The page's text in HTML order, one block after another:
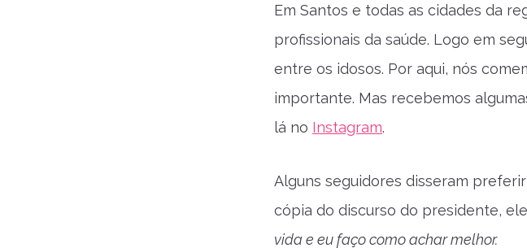
Em Santos e todas as cidades da
profissionais da saúde. Logo em
entre os idosos. Por aqui, nós
importante. Mas recebemos
lá no Instagram.
Alguns seguidores disseram
cópia do discurso do presidente,
vida e eu faço como achar melhor.